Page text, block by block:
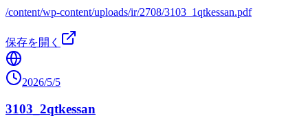
/content/wp-content/uploads/ir/2708/3103_1qtkessan.pdf
保存を開く
2026/5/5
3103_2qtkessan